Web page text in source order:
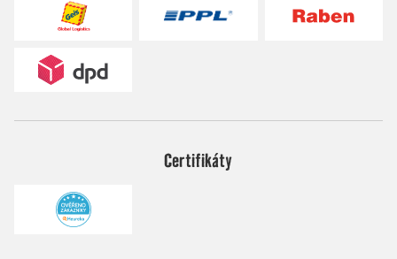
Certifikáty